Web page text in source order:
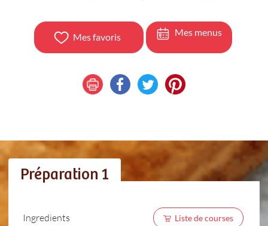
Mes favoris Mes menus
Préparation 1
Ingredients Liste de courses